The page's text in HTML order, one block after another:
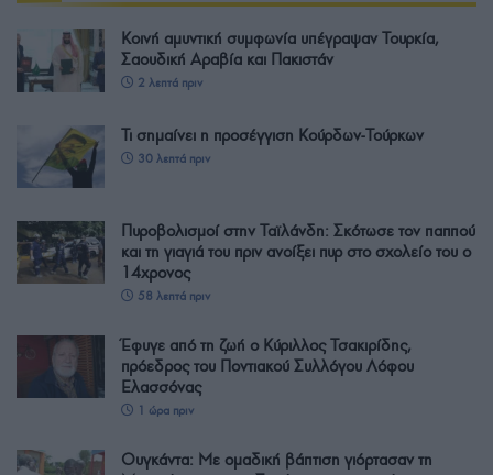
Κοινή αμυντική συμφωνία υπέγραψαν Τουρκία,
Σαουδική Αραβία και Πακιστάν
2 λεπτά πριν
Τι σημαίνει η προσέγγιση Κούρδων-Τούρκων
30 λεπτά πριν
Πυροβολισμοί στην Ταϊλάνδη: Σκότωσε τον παππού
και τη γιαγιά του πριν ανοίξει πυρ στο σχολείο του ο
14χρονος
58 λεπτά πριν
Έφυγε από τη ζωή ο Κύριλλος Τσακιρίδης,
πρόεδρος του Ποντιακού Συλλόγου Λόφου
Ελασσόνας
1 ώρα πριν
Ουγκάντα: Με ομαδική βάπτιση γιόρτασαν τη